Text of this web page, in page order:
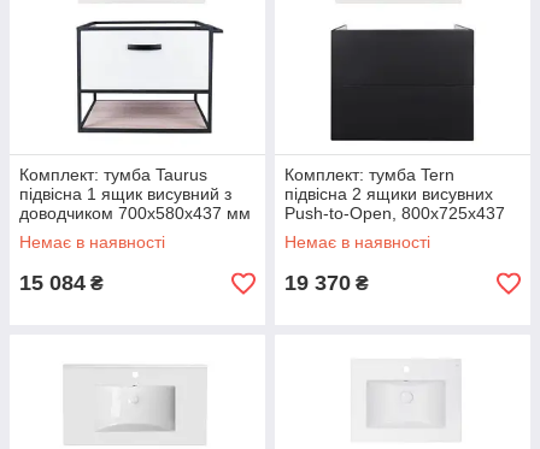
Комплект: тумба Taurus
підвісна 1 ящик висувний з
доводчиком 700х580х437 мм
White/Whitish OAK + раковина
Немає в наявності
15 084 ₴
Комплект: тумба Tern
підвісна 2 ящики висувних
Push-to-Open, 800х725х437
мм Matt Black + раковина
Albatross
Немає в наявності
19 370 ₴